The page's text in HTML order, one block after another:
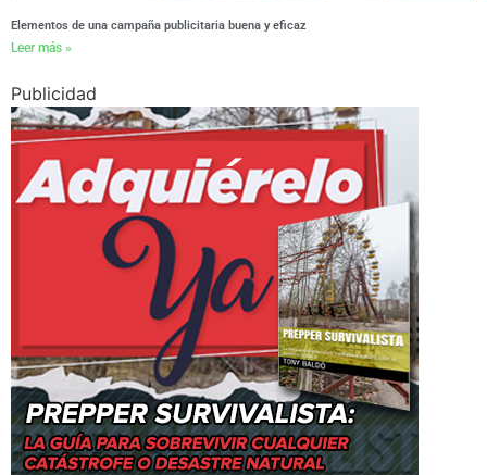
Elementos de una campaña publicitaria buena y eficaz
Leer más »
Publicidad